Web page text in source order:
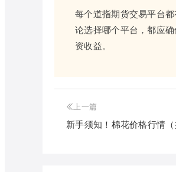
每个道指期货交易平台
论选择哪个平台，都应
资收益。
上一篇
新手须知！棉花价格行情